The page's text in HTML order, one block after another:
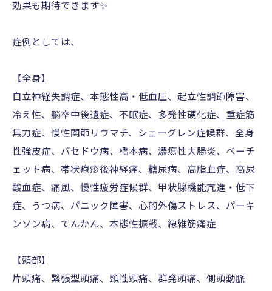
効果も期待できます✨️
症例としては、
【全身】
自立神経失調症、本態性高・低血圧、起立性調節障害、
冷え性、脳卒中後遺症、不眠症、多発性硬化症、重症筋
無力症、慢性関節リウマチ、シェーグレン症候群、全身
性強皮症、バセドウ病、橋本病、濃瘍性大腸炎、ベーチ
ェット病、帯状疱疹後神経痛、糖尿病、高脂血症、高尿
酸血症、痛風、慢性疲労症候群、甲状腺機能亢進・低下
症、うつ病、パニック障害、心的外傷ストレス、パーキ
ンソン病、てんかん、本態性振戦、線維筋痛症
【頭部】
片頭痛、緊張型頭痛、頸性頭痛、群発頭痛、側頭動脈